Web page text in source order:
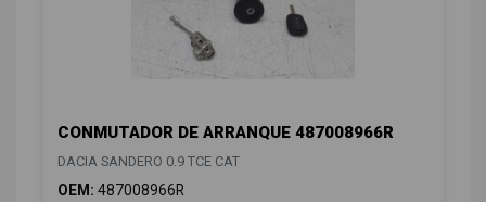
CONMUTADOR DE ARRANQUE 487008966R
DACIA SANDERO 0.9 TCE CAT
OEM: 487008966R